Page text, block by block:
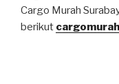
Cargo Murah
berikut